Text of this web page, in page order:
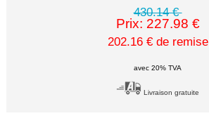
430.14 €
Prix: 227.98 €
202.16 € de remise
avec 20% TVA
Livraison gratuite